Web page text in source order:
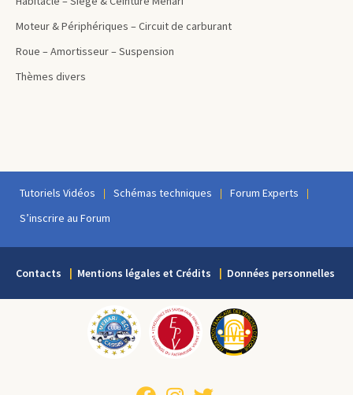
Moteur & Périphériques – Circuit de carburant
Roue – Amortisseur – Suspension
Thèmes divers
Tutoriels Vidéos Schémas techniques
Forum Experts
S’inscrire au Forum
Contacts Mentions légales et Crédits Données personnelles